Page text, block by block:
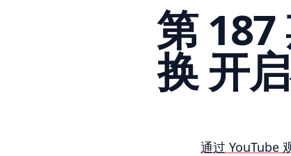
第
换 开
第 187 期 Shopify
通过 YouTube